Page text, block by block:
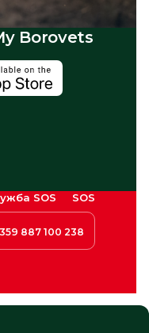
Borovets
SOS SOS
887 100 238